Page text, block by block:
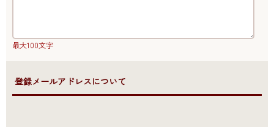
最大100文字
●登録メールアドレスについて